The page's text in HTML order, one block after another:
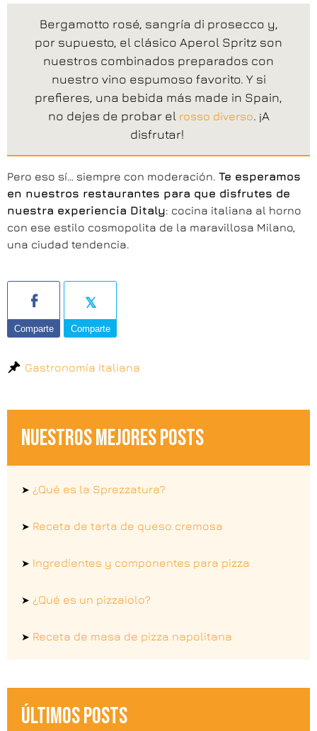
Bergamotto rosé, sangría di prosecco y,
por supuesto, el clásico Aperol Spritz son
nuestros combinados preparados con
nuestro vino espumoso favorito. Y si
prefieres, una bebida más made in Spain,
no dejes de probar el rosso diverso. ¡A
disfrutar!
Pero eso sí… siempre con moderación. Te esperamos
en nuestros restaurantes para que disfrutes de
nuestra experiencia Ditaly: cocina italiana al horno
con ese estilo cosmopolita de la maravillosa Milano,
una ciudad tendencia.
Comparte Comparte
Gastronomía Italiana
NUESTROS MEJORES POSTS
➤ ¿Qué es la Sprezzatura?
➤ Receta de tarta de queso cremosa
➤ Ingredientes y componentes para pizza
➤ ¿Qué es un pizzaiolo?
➤ Receta de masa de pizza napolitana
ÚLTIMOS POSTS